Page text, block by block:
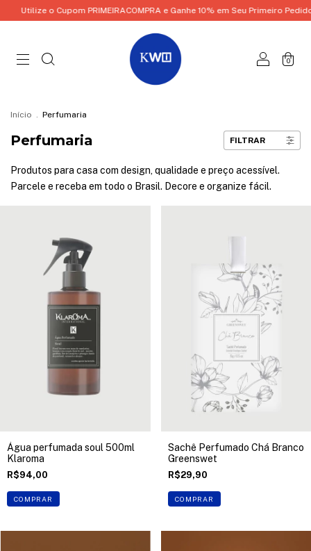
o Cupom PRIMEIRACOMPRA e Ganhe 10% em Seu Primeiro Pedido!
0
Início . Perfumaria
Perfumaria FILTRAR
Produtos para casa com design, qualidade e preço acessível.
Parcele e receba em todo o Brasil. Decore e organize fácil.
Água perfumada soul 500ml
Klaroma
R$94,00
COMPRAR
Sachê Perfumado Chá Branco
Greenswet
R$29,90
COMPRAR